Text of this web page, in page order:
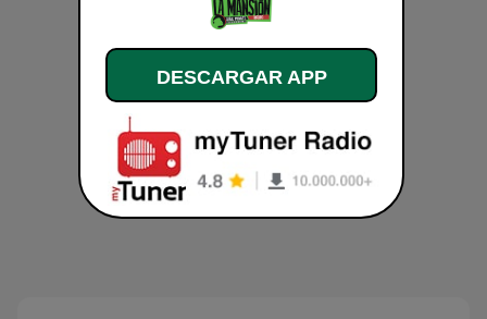
DESCARGAR APP